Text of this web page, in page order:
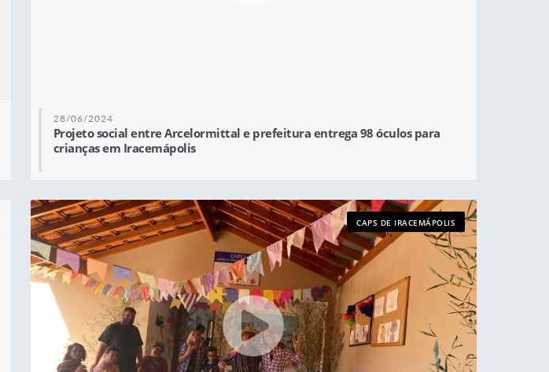
28/06/2024
Projeto social entre Arcelormittal e prefeitura entrega 98 óculos para
crianças em Iracemápolis
CAPS DE IRACEMÁPOLIS